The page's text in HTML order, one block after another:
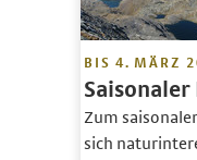
BIS 4. MÄRZ
Zum
sich